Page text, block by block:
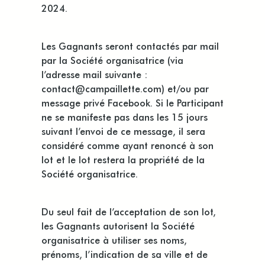
2024.
Les Gagnants seront contactés par mail
par la Société organisatrice (via
l’adresse mail suivante :
contact@campaillette.com) et/ou par
message privé Facebook. Si le Participant
ne se manifeste pas dans les 15 jours
suivant l’envoi de ce message, il sera
considéré comme ayant renoncé à son
lot et le lot restera la propriété de la
Société organisatrice.
Du seul fait de l’acceptation de son lot,
les Gagnants autorisent la Société
organisatrice à utiliser ses noms,
prénoms, l’indication de sa ville et de